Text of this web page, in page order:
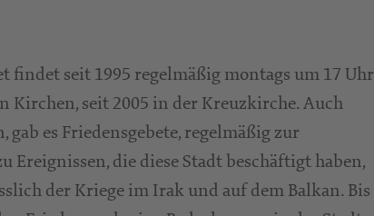
findet seit 1995 regelmäßig montags um 17 Uhr
Kirchen, seit 2005 in der Kreuzkirche. Auch
gab es Friedensgebete, regelmäßig zur
Ereignissen, die diese Stadt beschäftigt haben,
der Kriege im Irak und auf dem Balkan. Bis